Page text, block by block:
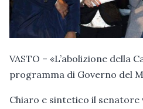
VASTO – «L’abolizione della
programma di Governo del
Chiaro e sintetico il senatore